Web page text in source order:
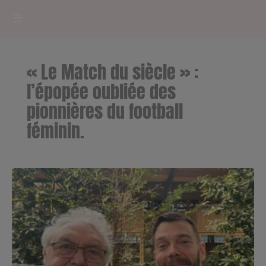
RADIOPLAYER
CK RADIO Line-up
Cultur'Ciné - Jean Meurice
CONCOURS
Contact
« Le Match du siècle » :
l’épopée oubliée des
pionnières du football
féminin.